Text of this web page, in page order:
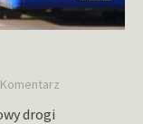
Komentarz
drogi